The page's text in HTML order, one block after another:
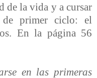
de la vida y a cursar
de primer ciclo: el
En la página 56
en las primeras